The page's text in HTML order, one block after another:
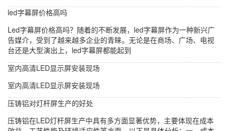
led字幕屏价格高吗
Led字幕屏价格高吗？随着的不断发展，led字幕屏作为一种新兴广
告媒介，受到了越来越多企业的青睐。无论是在商场、广场、电视
台还是大型演出上，led字幕屏都能起到
室内高清LED显示屏安装现场
室内高清LED显示屏安装现场
压铸铝对灯杆屏生产的好处
压铸铝在LED灯杆屏生产中具有多方面显著优势，主要体现在成本